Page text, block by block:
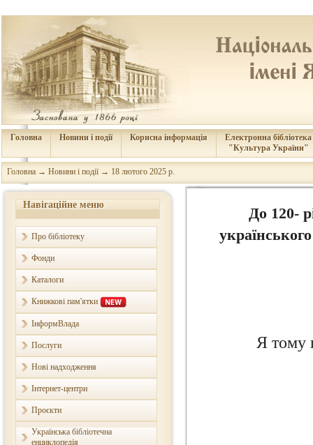
Головна Новини і події Корисна інформація
Електронна бібліотека
"Культура України"
Головна → Новини і події→ 18 лютого 2025 р.
Навігаційне меню
Про бібліотеку
Фонди
Каталоги
Книжкові пам'ятки
ІнформВлада
Послуги
Нові надходження
Інтернет-центри
Проєкти
Українська бібліотечна
енциклопедія
До 120-
Я тому